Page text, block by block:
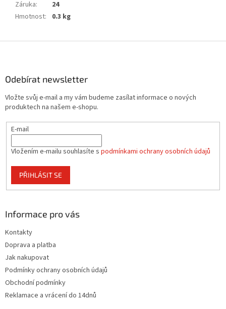
Záruka:
24
Hmotnost: 0.3 kg
Odebírat newsletter
Vložte svůj e-mail a my vám budeme zasílat informace o nových
produktech na našem e-shopu.
E-mail
Vložením e-mailu souhlasíte s podmínkami ochrany osobních údajů
PŘIHLÁSIT SE
Informace pro vás
Kontakty
Doprava a platba
Jak nakupovat
Podmínky ochrany osobních údajů
Obchodní podmínky
Reklamace a vrácení do 14dnů